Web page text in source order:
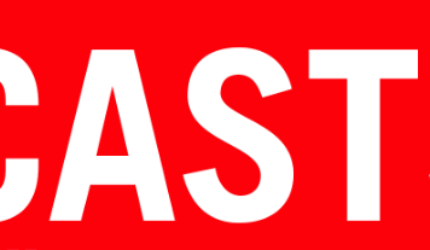
Skip to navigation